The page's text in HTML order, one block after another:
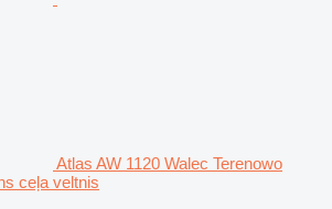
Atlas AW 1120 Walec Terenowo
ceļa veltnis